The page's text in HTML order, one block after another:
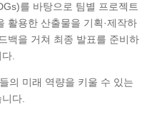
를 바탕으로 팀별 프로젝트
활용한 산출물을 기획·제작하
백을 거쳐 최종 발표를 준비하
.
의 미래 역량을 키울 수 있는
다.